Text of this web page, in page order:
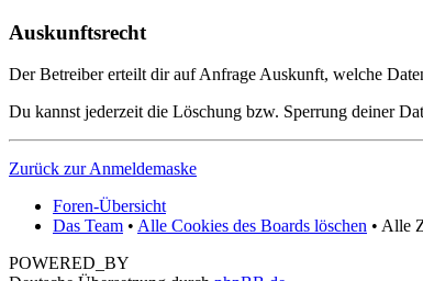
Auskunftsrecht
Der Betreiber erteilt dir auf Anfrage Auskunft, welche
Du kannst jederzeit die Löschung bzw. Sperrung deiner
Zurück zur Anmeldemaske
Foren-Übersicht
Das Team • Alle Cookies des Boards löschen • Alle
POWERED_BY